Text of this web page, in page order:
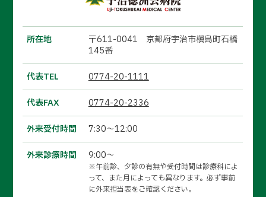
所在地
〒611-0041 京都府宇治市槇島町石橋
145番
代表TEL 0774-20-1111
代表FAX 0774-20-2336
外来受付時間 7:30～12:00
外来診療時間 9:00～
※午前診、夕診の有無や受付時間は診療科によ
って、また月によっても異なります。必ず事前
に外来担当表をご確認ください。